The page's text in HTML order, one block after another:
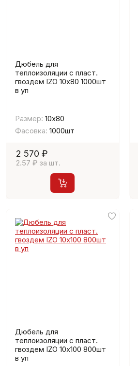
Дюбель для
теплоизоляции с пласт.
гвоздем IZO 10х80 1000шт
в уп
Размер: 10х80
Фасовка: 1000шт
2 570 ₽
2.57 ₽ за шт.
Дюбель для
теплоизоляции с пласт.
гвоздем IZO 10х100 800шт
в уп